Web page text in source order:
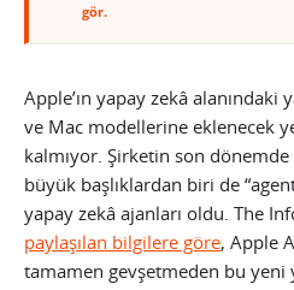
gör.
Apple’ın yapay zekâ alanındaki
ve Mac modellerine eklenecek
kalmıyor. Şirketin son dönemde
büyük başlıklardan biri de
yapay zekâ ajanları oldu. The
paylaşılan bilgilere göre, Apple
tamamen gevşetmeden bu yeni